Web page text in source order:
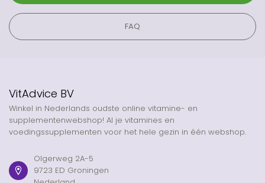
FAQ
VitAdvice BV
Winkel in Nederlands oudste online vitamine- en
supplementenwebshop! Al je vitamines en
voedingssupplementen voor het hele gezin in één webshop.
Olgerweg 2A-5
9723 ED Groningen